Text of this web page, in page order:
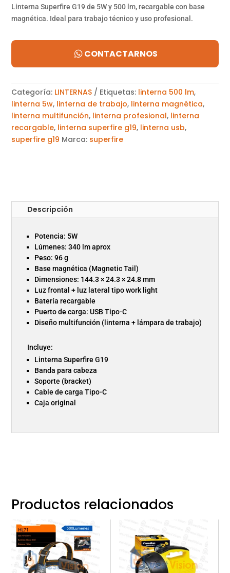
Linterna Superfire G19 de 5W y 500 lm, recargable con base
magnética. Ideal para trabajo técnico y uso profesional.
CONTACTARNOS
Categoría: LINTERNAS Etiquetas: linterna 500 lm,
linterna 5w, linterna de trabajo, linterna magnética,
linterna multifunción, linterna profesional, linterna
recargable, linterna superfire g19, linterna usb,
superfire g19 Marca: superfire
Descripción
Potencia: 5W
Lúmenes: 340 lm aprox
Peso: 96 g
Base magnética (Magnetic Tail)
Dimensiones: 144.3 × 24.3 × 24.8 mm
Luz frontal + luz lateral tipo work light
Batería recargable
Puerto de carga: USB Tipo-C
Diseño multifunción (linterna + lámpara de trabajo)
Incluye:
Linterna Superfire G19
Banda para cabeza
Soporte (bracket)
Cable de carga Tipo-C
Caja original
Productos relacionados